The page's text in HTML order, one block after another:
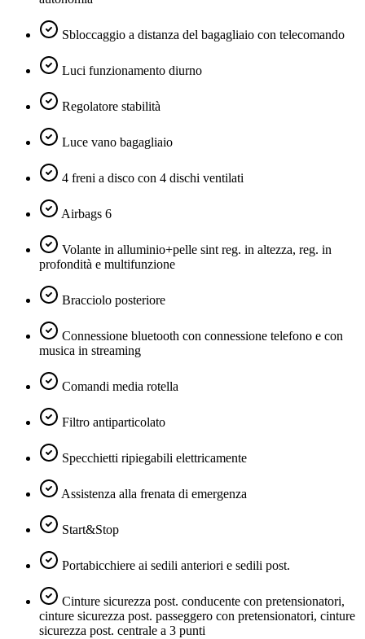
Sbloccaggio a distanza del bagagliaio con telecomando
Luci funzionamento diurno
Regolatore stabilità
Luce vano bagagliaio
4 freni a disco con 4 dischi ventilati
Airbags 6
Volante in alluminio+pelle sint reg. in altezza, reg. in
profondità e multifunzione
Bracciolo posteriore
Connessione bluetooth con connessione telefono e con
musica in streaming
Comandi media rotella
Filtro antiparticolato
Specchietti ripiegabili elettricamente
Assistenza alla frenata di emergenza
Start&Stop
Portabicchiere ai sedili anteriori e sedili post.
Cinture sicurezza post. conducente con pretensionatori,
cinture sicurezza post. passeggero con pretensionatori, cinture
sicurezza post. centrale a 3 punti